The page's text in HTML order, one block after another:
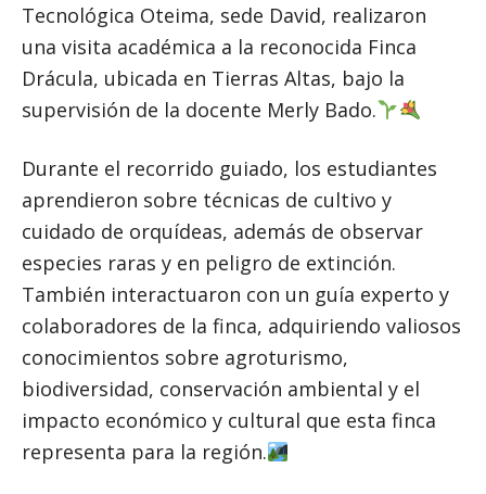
Tecnológica Oteima, sede David, realizaron
una visita académica a la reconocida Finca
Drácula, ubicada en Tierras Altas, bajo la
supervisión de la docente Merly Bado.
Durante el recorrido guiado, los estudiantes
aprendieron sobre técnicas de cultivo y
cuidado de orquídeas, además de observar
especies raras y en peligro de extinción.
También interactuaron con un guía experto y
colaboradores de la finca, adquiriendo valiosos
conocimientos sobre agroturismo,
biodiversidad, conservación ambiental y el
impacto económico y cultural que esta finca
representa para la región.